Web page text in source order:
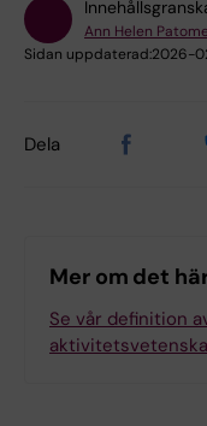
Ann Helen
Sidan uppdaterad:2026-
Dela
Mer om det
Se vår definition